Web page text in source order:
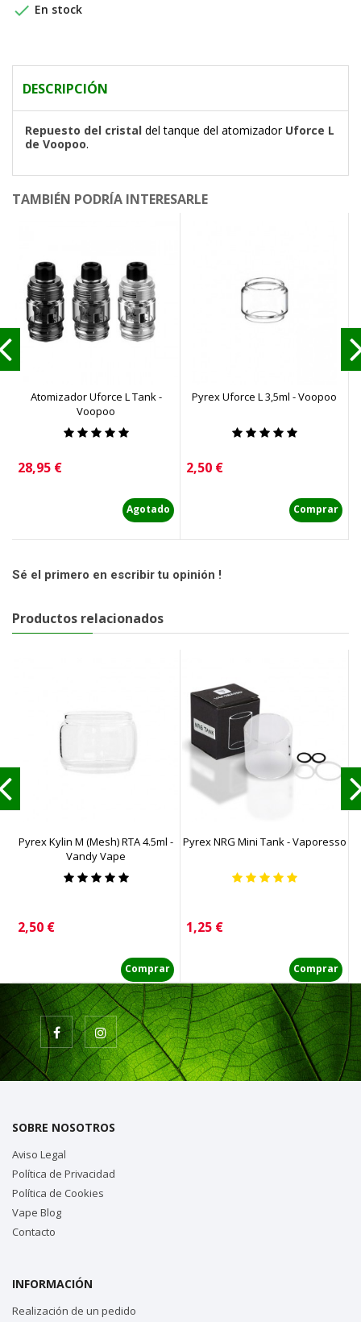
 En stock
DESCRIPCIÓN
Repuesto del cristal del tanque del atomizador Uforce L
de Voopoo.
TAMBIÉN PODRÍA INTERESARLE
Atomizador Uforce L Tank -
Voopoo
Precio
28,95 €
Agotado
Pyrex Uforce L 3,5ml - Voopoo
Precio
2,50 €
Comprar
Sé el primero en escribir tu opinión !
Productos relacionados
Pyrex Kylin M (Mesh) RTA 4.5ml -
Vandy Vape
Precio
2,50 €
Comprar
Pyrex NRG Mini Tank - Vaporesso
Precio
1,25 €
Comprar
SOBRE NOSOTROS
Aviso Legal
Política de Privacidad
Política de Cookies
Vape Blog
Contacto
INFORMACIÓN
Realización de un pedido